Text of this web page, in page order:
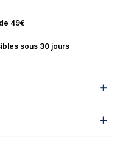
49€
sous 30 jours